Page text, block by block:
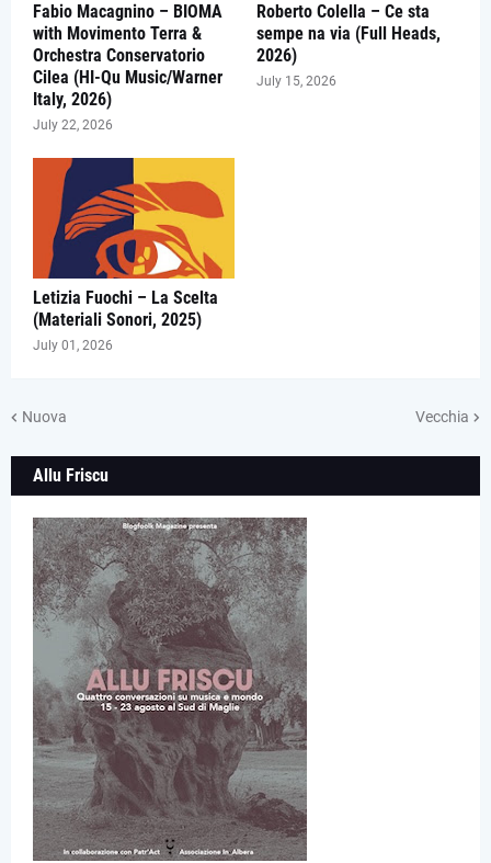
Fabio Macagnino – BIOMA
with Movimento Terra &
Orchestra Conservatorio
Cilea (HI-Qu Music/Warner
Italy, 2026)
July 22, 2026
Roberto Colella – Ce sta
sempe na via (Full Heads,
2026)
July 15, 2026
Letizia Fuochi – La Scelta
(Materiali Sonori, 2025)
July 01, 2026
Nuova Vecchia
Allu Friscu